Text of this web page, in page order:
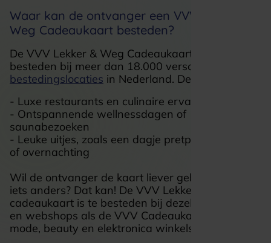
Waar kan de ontvanger een VVV Lekker &
Weg Cadeaukaart besteden?
De VVV Lekker & Weg Cadeaukaart is te
besteden bij meer dan 18.000 verschillende
bestedingslocaties in Nederland. Denk aan:
- Luxe restaurants en culinaire ervaringen
- Ontspannende wellnessdagen of
saunabezoeken
- Leuke uitjes, zoals een dagje pretpark, bioscoop
of overnachting
Wil de ontvanger de kaart liever gebruiken voor
iets anders? Dat kan! De VVV Lekker & Weg
cadeaukaart is te besteden bij dezelfde winkels
en webshops als de VVV Cadeaukaart, zoals
mode, beauty en elektronica winkels.